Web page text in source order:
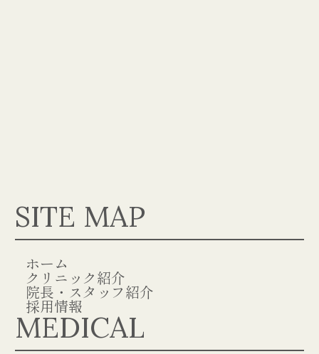
SITE MAP
ホーム
クリニック紹介
院長・スタッフ紹介
採用情報
MEDICAL